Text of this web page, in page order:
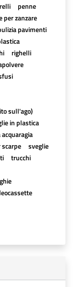
penne
per zanzare
pavimenti
righelli
sull'ago)
in plastica
sveglie
trucchi